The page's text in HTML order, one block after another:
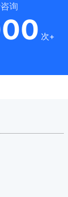
询
次+